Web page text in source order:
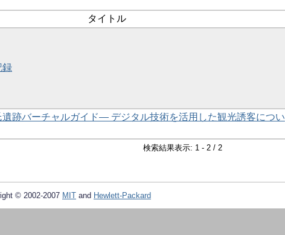
タイトル
録
跡バーチャルガイド― デジタル技術を活用した観光誘客につい
検索結果表示: 1 - 2 / 2
© 2002-2007 MIT and Hewlett-Packard